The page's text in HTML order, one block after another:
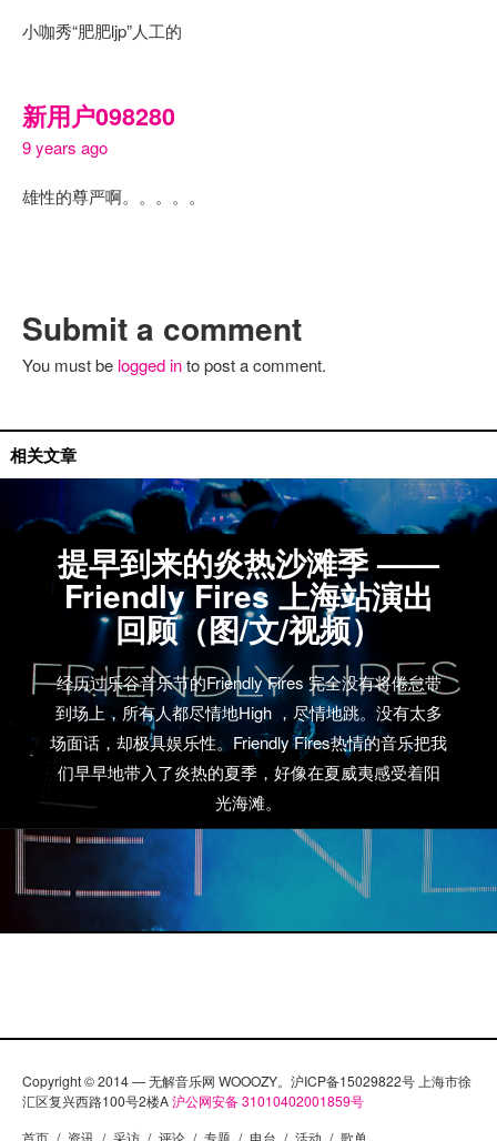
小咖秀“肥肥ljp”人工的
新用户098280
9 years ago
雄性的尊严啊。。。。。
Submit a comment
You must be logged into post a comment.
相关文章
提早到来的炎热沙滩季 ——
Friendly Fires 上海站演出
回顾（图/文/视频）
经历过乐谷音乐节的Friendly Fires 完全没有将倦怠带
到场上，所有人都尽情地High ，尽情地跳。没有太多
场面话，却极具娱乐性。Friendly Fires热情的音乐把我
们早早地带入了炎热的夏季，好像在夏威夷感受着阳
光海滩。
现场评论
Copyright © 2014 — 无解音乐网 WOOOZY。沪ICP备15029822号 上海市徐
汇区复兴西路100号2楼A沪公网安备 31010402001859号